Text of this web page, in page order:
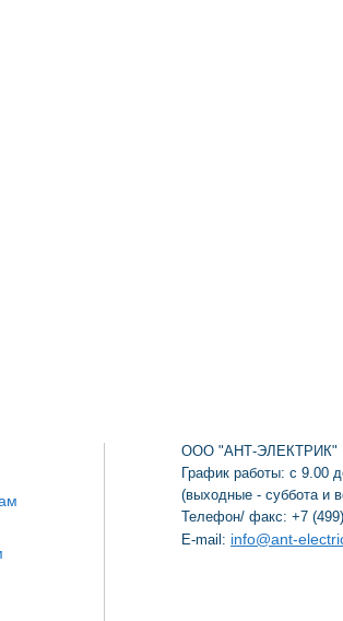
ООО "АНТ-ЭЛЕКТРИК"
График работы: с 9.00
(выходные - суббота и
Телефон/ факс: +7
E-mail: info@ant-